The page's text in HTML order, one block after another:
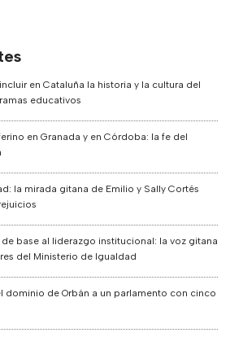
en Cataluña la historia y la cultura del
educativos
en Granada y en Córdoba: la fe del
la mirada gitana de Emilio y Sally Cortés
base al liderazgo institucional: la voz gitana
del Ministerio de Igualdad
dominio de Orbán a un parlamento con cinco